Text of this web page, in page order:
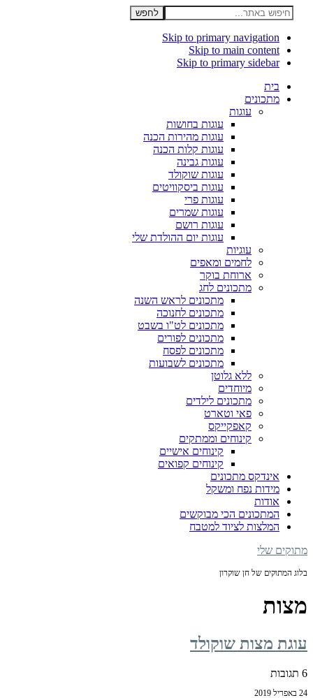
חיפוש
באתר...
Skip to primary navigation
Skip to main content
Skip to primary sidebar
בית
מתכונים
עוגות
עוגות בחושות
עוגות מהירות הכנה
עוגות קלות הכנה
עוגות גבינה
עוגות שוקולד
עוגות ביסקוויטים
עוגות פרי
עוגות שמרים
עוגות רושם
עוגות יום ההולדת שלי
עוגיות
לחמים ומאפים
ארוחת בוקר
מתכונים לחג
מתכונים לראש השנה
מתכונים לחנוכה
מתכונים לט"ו בשבט
מתכונים לפורים
מתכונים לפסח
מתכונים לשבועות
ללא גלוטן
מיוחדים
מתכונים לילדים
פאי וטארט
קאפקייקס
קינוחים וממתקים
קינוחים אישיים
קינוחים קפואים
אינדקס מתכונים
מידות נפח ומשקל
אודות
המתכונים הכי מבוקשים
המלצות לציוד למטבח
מתוקים שלי
בלוג המתוקים של חן שוקרון
מצות
עוגת מצות שוקולד
6 תגובות
24 באפריל 2019